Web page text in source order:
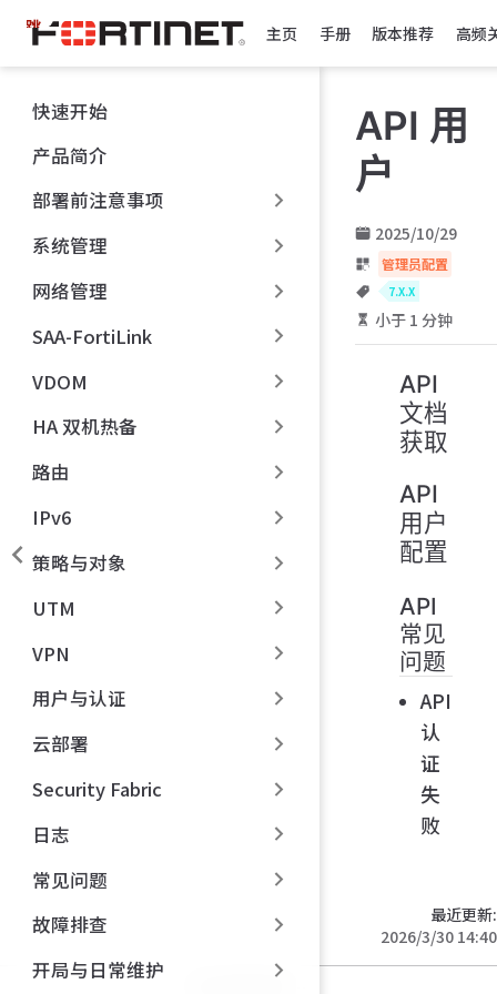
跳
至
主
內
容
主页 手册 版本推荐 高频
快速开始
产品简介
部署前注意事项
系统管理
网络管理
SAA-FortiLink
VDOM
HA 双机热备
路由
IPv6
策略与对象
UTM
VPN
用户与认证
云部署
Security Fabric
日志
常见问题
故障排查
开局与日常维护
API 用
户
2025/10/29
管理员配置
7.X.X
小于 1 分钟
API
文档
获取
API
用户
配置
API
常见
问题
API
认
证
失
败
最近更新:
2026/3/30 14:40